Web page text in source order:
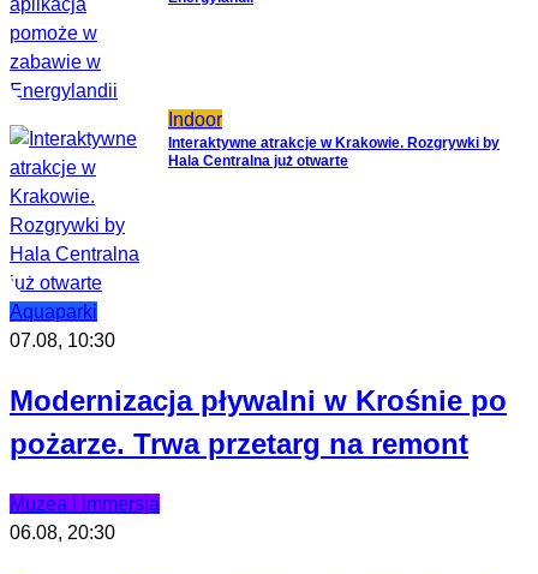
Indoor
Interaktywne atrakcje w Krakowie. Rozgrywki by
Hala Centralna już otwarte
Aquaparki
07.08, 10:30
Modernizacja pływalni w Krośnie po
pożarze. Trwa przetarg na remont
Muzea i immersja
06.08, 20:30